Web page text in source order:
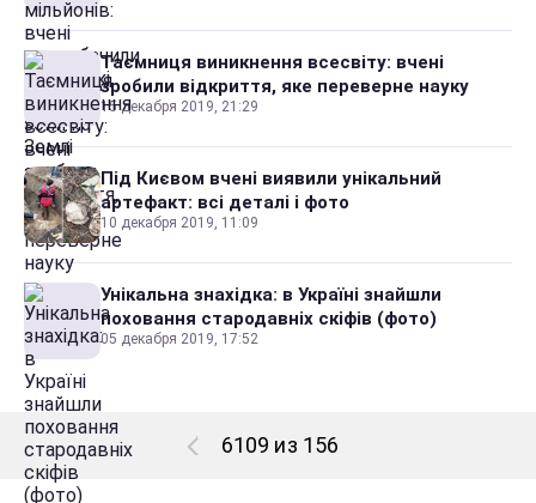
Таємниця виникнення всесвіту: вчені
зробили відкриття, яке переверне науку
15 декабря 2019, 21:29
Під Києвом вчені виявили унікальний
артефакт: всі деталі і фото
10 декабря 2019, 11:09
Унікальна знахідка: в Україні знайшли
поховання стародавніх скіфів (фото)
05 декабря 2019, 17:52
6109 из 156